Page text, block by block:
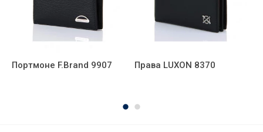
Портмоне F.Brand 9907 Права LUXON 8370